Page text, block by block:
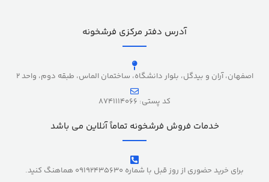
آدرس دفتر مرکزی فرشخونه
اصفهان، آران و بیدگل، بلوار دانشگاه، ساختمان الماس، طبقه دوم، واحد 2
کد پستی: 8741114066
خدمات فروش فرشخونه تماماً آنلاین می باشد
برای خرید حضوری از روز قبل با شماره 09192435630 هماهنگ کنید.